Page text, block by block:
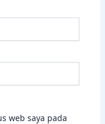
web saya pada